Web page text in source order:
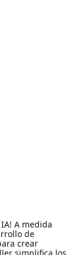
A medida
de
crear
simplifica los